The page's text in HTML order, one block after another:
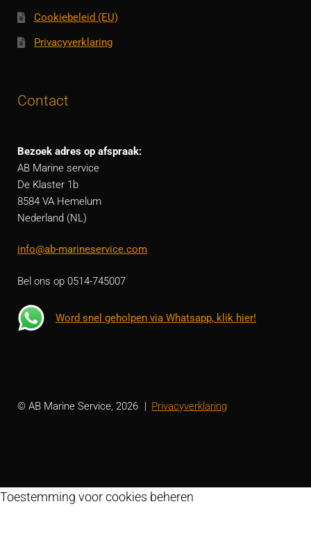
Cookiebeleid (EU)
Privacyverklaring
Contact
Bezoek adres op afspraak:
AB Marine service
De Klaster 1b
8584 VA Hemelum
Nederland (NL)
info@ab-marineservice.com
Bel ons op 0514-745007
Word snel geholpen via Whatsapp, klik hier!
© AB Marine Service, 2026 Privacyverklaring
Toestemming voor cookies beheren